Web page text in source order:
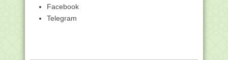
Kunci Jawaban 2.4 Implementasi &
Kebijakan Pel...
Facebook
Telegram